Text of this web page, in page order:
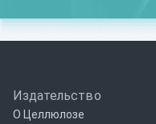
Издательство
О Целлюлозе